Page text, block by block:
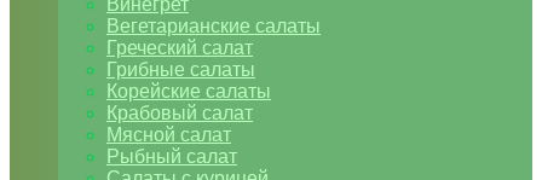
Винегрет
Вегетарианские салаты
Греческий салат
Грибные салаты
Корейские салаты
Крабовый салат
Мясной салат
Рыбный салат